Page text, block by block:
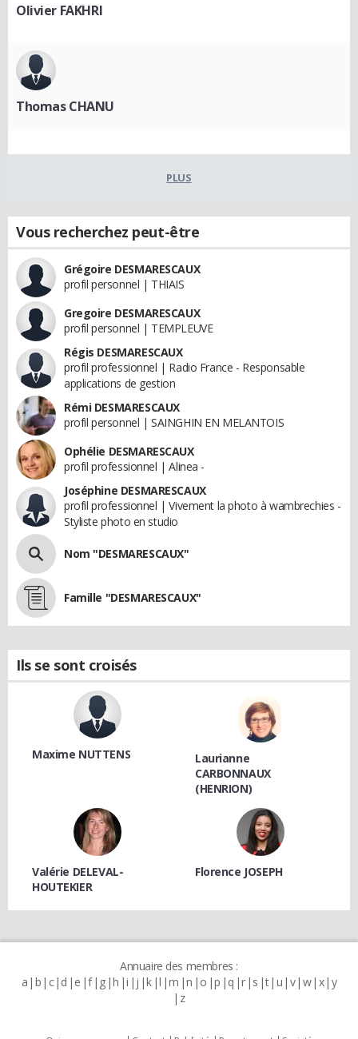
Olivier FAKHRI
Thomas CHANU
PLUS
Vous recherchez peut-être
Grégoire DESMARESCAUX
profil personnel | THIAIS
Gregoire DESMARESCAUX
profil personnel | TEMPLEUVE
Régis DESMARESCAUX
profil professionnel | Radio France - Responsable
applications de gestion
Rémi DESMARESCAUX
profil personnel | SAINGHIN EN MELANTOIS
Ophélie DESMARESCAUX
profil professionnel | Alinea -
Joséphine DESMARESCAUX
profil professionnel | Vivement la photo à wambrechies -
Styliste photo en studio
Nom "DESMARESCAUX"
Famille "DESMARESCAUX"
Ils se sont croisés
Maxime NUTTENS
Laurianne
CARBONNAUX
(HENRION)
Valérie DELEVAL-
HOUTEKIER
Florence JOSEPH
Annuaire des membres :
a b c d e f g h i j k l m n o p q r s t u v w x y
z